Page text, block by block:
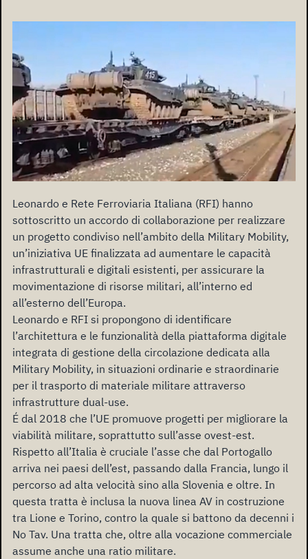
Leonardo e Rete Ferroviaria Italiana (RFI) hanno
sottoscritto un accordo di collaborazione per realizzare
un progetto condiviso nell’ambito della Military Mobility,
un’iniziativa UE finalizzata ad aumentare le capacità
infrastrutturali e digitali esistenti, per assicurare la
movimentazione di risorse militari, all’interno ed
all’esterno dell’Europa.
Leonardo e RFI si propongono di identificare
l’architettura e le funzionalità della piattaforma digitale
integrata di gestione della circolazione dedicata alla
Military Mobility, in situazioni ordinarie e straordinarie
per il trasporto di materiale militare attraverso
infrastrutture dual-use.
É dal 2018 che l’UE promuove progetti per migliorare la
viabilità militare, soprattutto sull’asse ovest-est.
Rispetto all’Italia è cruciale l’asse che dal Portogallo
arriva nei paesi dell’est, passando dalla Francia, lungo il
percorso ad alta velocità sino alla Slovenia e oltre. In
questa tratta è inclusa la nuova linea AV in costruzione
tra Lione e Torino, contro la quale si battono da decenni i
No Tav. Una tratta che, oltre alla vocazione commerciale
assume anche una ratio militare.